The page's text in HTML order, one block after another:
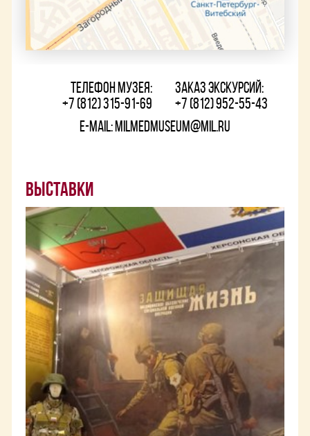
Телефон музея:
+7 (812) 315-91-69
Заказ экскурсий:
+7 (812) 952-55-43
E-mail: milmedmuseum@mil.ru
Выставки